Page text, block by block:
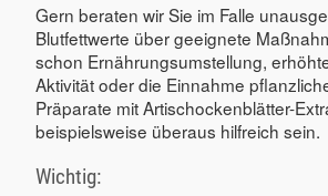
Gern beraten wir Sie im Falle
Blutfettwerte über geeignete
schon Ernährungsumstellung,
Aktivität oder die Einnahme
Präparate mit Artischockenblätter-
beispielsweise überaus hilfreich sein.
Wichtig: